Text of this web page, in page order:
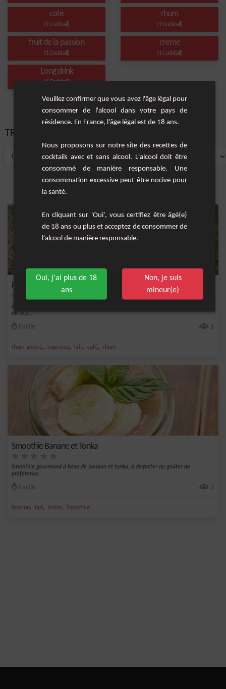
café
(1 Cocktail)
rhum
(1 Cocktail)
fruit de la passion
(1 Cocktail)
creme
(1 Cocktail)
Long drink
(1 Cocktail)
TRIER PAR:
Passion Expresso
&nbsp;Ce cocktail avec alcool est composé de rhum, de café expresso et de fruit
de la p...
Facile 1
rhum ambré, expresso, lait, café, rhum
Smoothie Banane et Tonka
Smoothie gourmand à base de banane et tonka, à déguster au goûter de
préférence.
Facile 2
banane, lait, mûre, Smoothie
Veuillez confirmer que vous avez l'âge légal pour
consommer de l'alcool dans votre pays de
résidence. En France, l'âge légal est de 18 ans.
Nous proposons sur notre site des recettes de
cocktails avec et sans alcool. L'alcool doit être
consommé de manière responsable. Une
consommation excessive peut être nocive pour
la santé.
En cliquant sur 'Oui', vous certifiez être âgé(e)
de 18 ans ou plus et acceptez de consommer de
l'alcool de manière responsable.
Oui, j'ai plus de 18
ans
Non, je suis
mineur(e)